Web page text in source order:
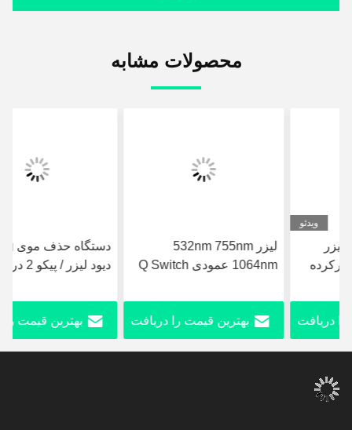
محصولات مشابه
لیزر 532nm 755nm
1064nm عمودی Q Switch
آکنه
بهترین قیمت را دریافت
دستگاه حذف موی Nd Yag
دیود لیزر / پیکو 2 در 1 لیزر
پوست
بهترین قیمت را دریافت